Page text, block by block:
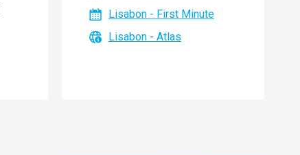
Lisabon - First Minute
Lisabon - Atlas